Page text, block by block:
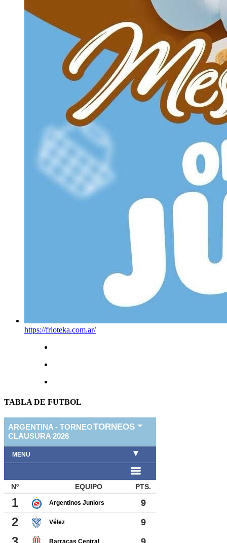
https://frioteka.com.ar/
TABLA DE FUTBOL